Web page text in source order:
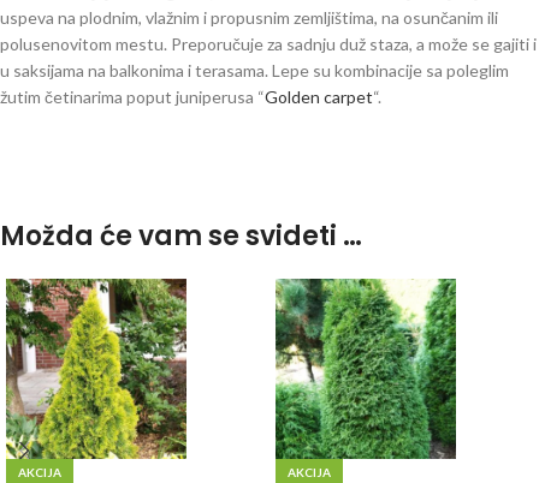
uspeva na plodnim, vlažnim i propusnim zemljištima, na osunčanim ili
polusenovitom mestu. Preporučuje za sadnju duž staza, a može se gajiti i
u saksijama na balkonima i terasama. Lepe su kombinacije sa poleglim
žutim četinarima poput juniperusa “Golden carpet“.
Možda će vam se svideti …
AKCIJA AKCIJA